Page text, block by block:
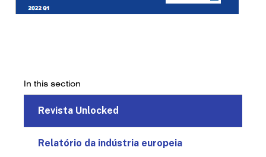
In this section
Revista Unlocked
Relatório da indústria europeia